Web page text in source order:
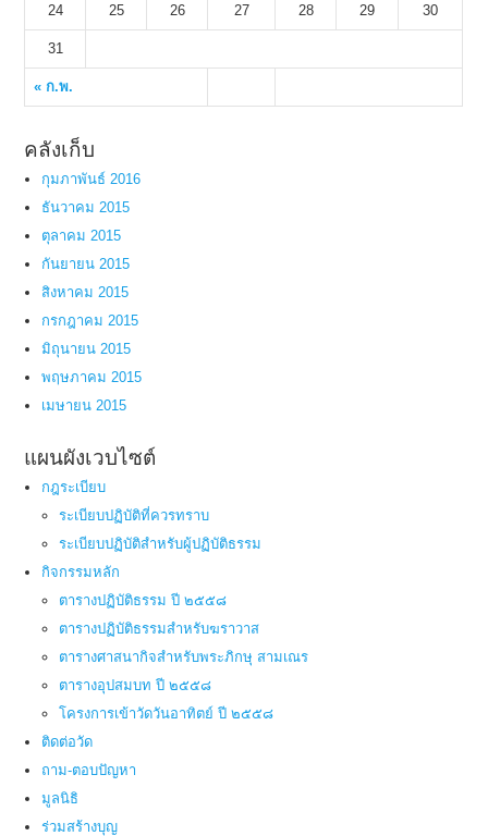
« ก.พ.
24 25 26 27 28 29 30
31
คลังเก็บ
กุมภาพันธ์ 2016
ธันวาคม 2015
ตุลาคม 2015
กันยายน 2015
สิงหาคม 2015
กรกฎาคม 2015
มิถุนายน 2015
พฤษภาคม 2015
เมษายน 2015
แผนผังเวบไซต์
กฎระเบียบ
ระเบียบปฏิบัติที่ควรทราบ
ระเบียบปฏิบัติสำหรับผู้ปฏิบัติธรรม
กิจกรรมหลัก
ตารางปฏิบัติธรรม ปี ๒๕๕๘
ตารางปฏิบัติธรรมสำหรับฆราวาส
ตารางศาสนากิจสำหรับพระภิกษุ สามเณร
ตารางอุปสมบท ปี ๒๕๕๘
โครงการเข้าวัดวันอาทิตย์ ปี ๒๕๕๘
ติดต่อวัด
ถาม-ตอบปัญหา
มูลนิธิ
ร่วมสร้างบุญ